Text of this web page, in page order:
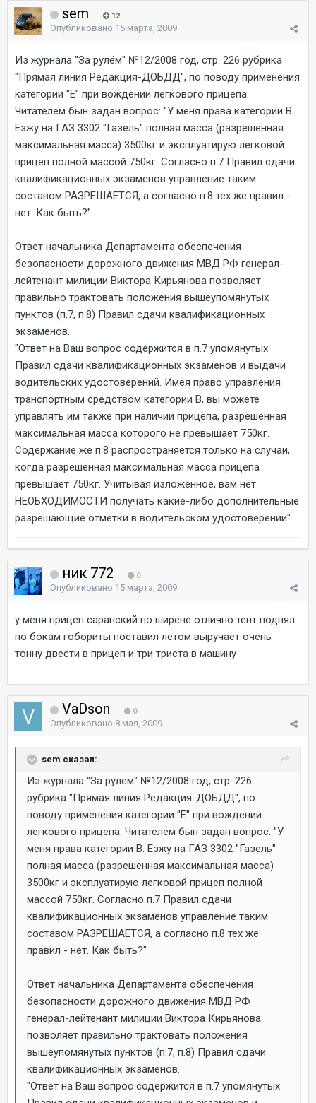
sem 12
Опубликовано 15 марта, 2009
Из журнала "За рулём" №12/2008 год, стр. 226 рубрика
"Прямая линия Редакция-ДОБДД", по поводу применения
категории "Е" при вождении легкового прицепа.
Читателем бын задан вопрос: "У меня права категории В.
Езжу на ГАЗ 3302 "Газель" полная масса (разрешенная
максимальная масса) 3500кг и эксплуатирую легковой
прицеп полной массой 750кг. Согласно п.7 Правил сдачи
квалификационных экзаменов управление таким
составом РАЗРЕШАЕТСЯ, а согласно п.8 тех же правил -
нет. Как быть?"
Ответ начальника Департамента обеспечения
безопасности дорожного движения МВД РФ генерал-
лейтенант милиции Виктора Кирьянова позволяет
правильно трактовать положения вышеупомянутых
пунктов (п.7, п.8) Правил сдачи квалификационных
экзаменов.
"Ответ на Ваш вопрос содержится в п.7 упомянутых
Правил сдачи квалификационных экзаменов и выдачи
водительских удостоверений. Имея право управления
транспортным средством категории В, вы можете
управлять им также при наличии прицепа, разрешенная
максимальная масса которого не превышает 750кг.
Содержание же п.8 распространяется только на случаи,
когда разрешенная максимальная масса прицепа
превышает 750кг. Учитывая изложенное, вам нет
НЕОБХОДИМОСТИ получать какие-либо дополнительные
разрешающие отметки в водительском удостоверении".
ник 772 0
Опубликовано 15 марта, 2009
у меня прицеп саранский по ширене отлично тент поднял
по бокам гобориты поставил летом выручает очень
тонну двести в прицеп и три триста в машину
VaDson 0
Опубликовано 8 мая, 2009
sem сказал:
Из журнала "За рулём" №12/2008 год, стр. 226
рубрика "Прямая линия Редакция-ДОБДД", по
поводу применения категории "Е" при вождении
легкового прицепа. Читателем бын задан вопрос: "У
меня права категории В. Езжу на ГАЗ 3302 "Газель"
полная масса (разрешенная максимальная масса)
3500кг и эксплуатирую легковой прицеп полной
массой 750кг. Согласно п.7 Правил сдачи
квалификационных экзаменов управление таким
составом РАЗРЕШАЕТСЯ, а согласно п.8 тех же
правил - нет. Как быть?"
Ответ начальника Департамента обеспечения
безопасности дорожного движения МВД РФ
генерал-лейтенант милиции Виктора Кирьянова
позволяет правильно трактовать положения
вышеупомянутых пунктов (п.7, п.8) Правил сдачи
квалификационных экзаменов.
"Ответ на Ваш вопрос содержится в п.7 упомянутых